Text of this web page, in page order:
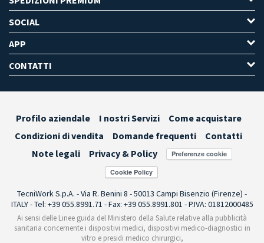
SOCIAL
APP
CONTATTI
Profilo aziendale I nostri Servizi
Come acquistare
Condizioni di vendita
Domande frequenti
Contatti
Note legali
Privacy & Policy Preferenze cookie
TecniWork S.p.A. - Via R. Benini 8 - 50013 Campi Bisenzio (Firenze) -
ITALY - Tel: +39 055.8991.71 - Fax: +39 055.8991.801 - P.IVA: 01812000485
Ai sensi delle Linee guida del Ministero della Salute relative alla pubblicità
sanitaria concernente i dispositivi medici, dispositivi medico-diagnostici in
vitro e presidi medico chirurgici,